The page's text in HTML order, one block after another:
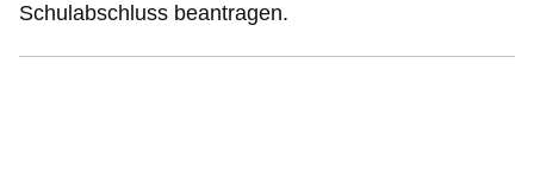
Schulabschluss beantragen.